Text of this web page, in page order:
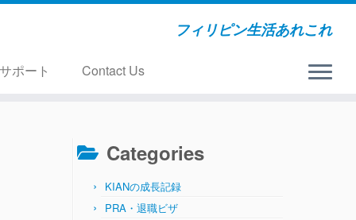
フィリピン生活あれこれ
ポート Contact Us
Categories
KIANの成長記録
PRA・退職ビザ